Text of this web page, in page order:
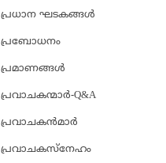
പ്രധാന ഘടകങ്ങള്‍
പ്രബോധനം
പ്രമാണങ്ങള്‍
പ്രവാചകന്മാര്‍-Q&A
പ്രവാചകന്‍മാര്‍
പ്രവാചകസ്‌നേഹം